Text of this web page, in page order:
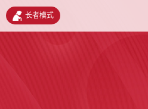
长者模式